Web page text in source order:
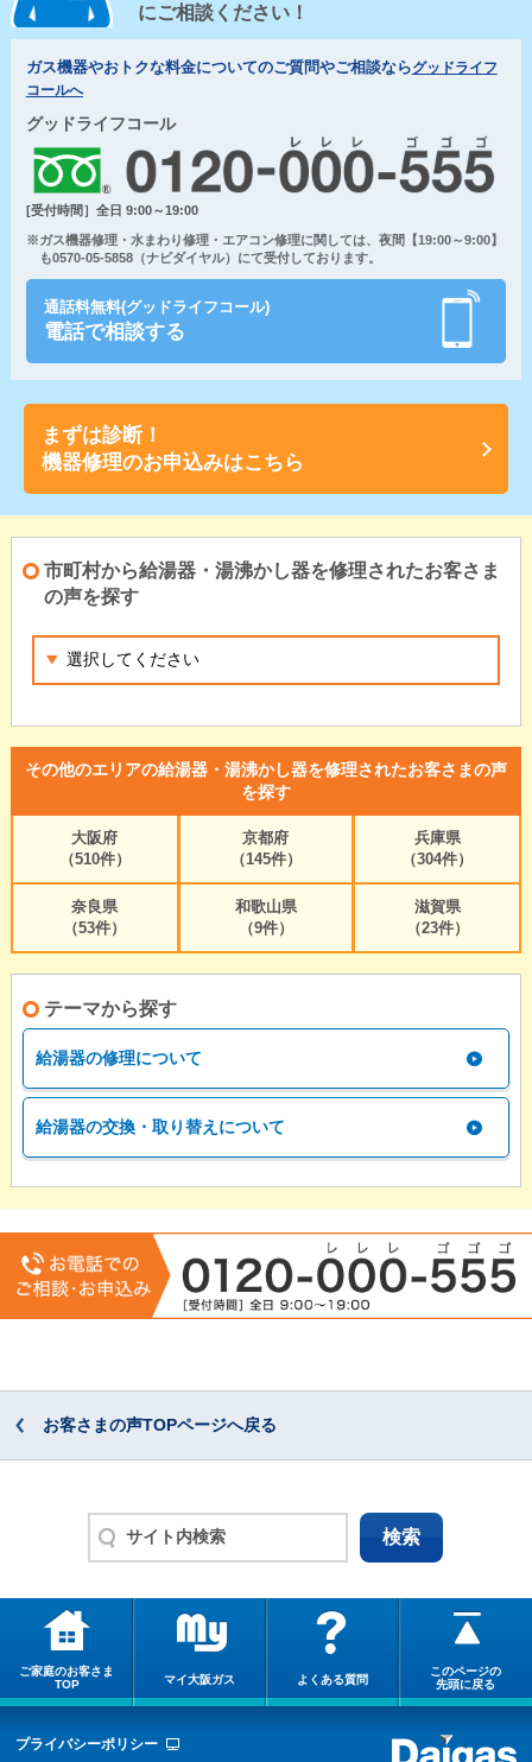
にご相談ください！
ガス機器やおトクな料金についてのご質問やご相談ならグッドライフ
コールへ
グッドライフコール
[受付時間］全日 9:00～19:00
※ガス機器修理・水まわり修理・エアコン修理に関しては、夜間【19:00～9:00】
も0570-05-5858（ナビダイヤル）にて受付しております。
通話料無料(グッドライフコール)
電話で相談する
まずは診断！
機器修理のお申込みはこちら
市町村から給湯器・湯沸かし器を修理されたお客さま
の声を探す
その他のエリアの給湯器・湯沸かし器を修理されたお客さまの声
を探す
大阪府
（510件）
京都府
（145件）
兵庫県
（304件）
奈良県
（53件）
和歌山県
（9件）
滋賀県
（23件）
テーマから探す
給湯器の修理について
給湯器の交換・取り替えについて
お客さまの声TOPページへ戻る
ご家庭のお客さま
TOP
マイ大阪ガス よくある質問
このページの
先頭に戻る
プライバシーポリシー